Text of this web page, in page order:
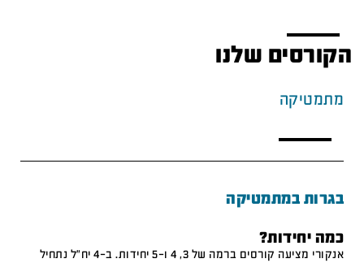
הקורסים שלנו
מתמטיקה
בגרות במתמטיקה
כמה יחידות?
אנקורי מציעה קורסים ברמה של 3, 4 ו-5 יחידות. ב-4 יח"ל נתחיל